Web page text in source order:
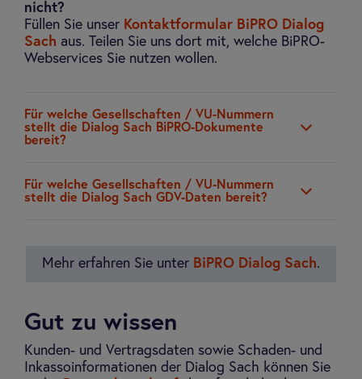
nicht?
Füllen Sie unser Kontaktformular BiPRO Dialog
Sach aus. Teilen Sie uns dort mit, welche BiPRO-
Webservices Sie nutzen wollen.
Für wel­che Gesell­schaf­ten / VU-Num­mern
stellt die Dia­log Sach BiPRO-Doku­mente
bereit?
Für wel­che Gesell­schaf­ten / VU-Num­mern
stellt die Dia­log Sach GDV-Daten bereit?
Mehr erfahren Sie unter BiPRO Dialog Sach.
Gut zu wissen
Kunden- und Vertragsdaten sowie Schaden- und
Inkassoinformationen der Dialog Sach können Sie